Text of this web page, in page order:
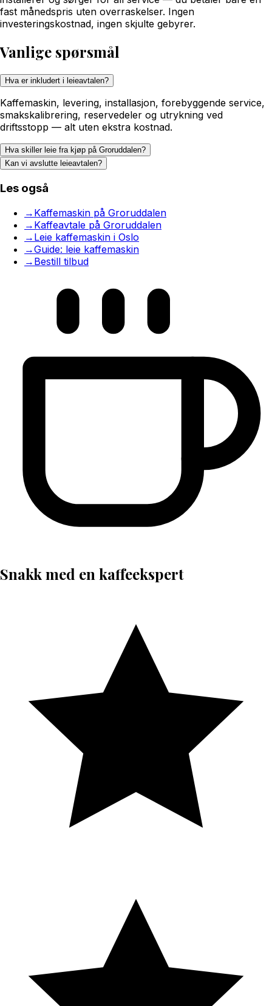
fast månedspris uten overraskelser. Ingen
investeringskostnad, ingen skjulte gebyrer.
Vanlige spørsmål
Hva er inkludert i leieavtalen?
Kaffemaskin, levering, installasjon, forebyggende service,
smakskalibrering, reservedeler og utrykning ved
driftsstopp — alt uten ekstra kostnad.
Hva skiller leie fra kjøp på Groruddalen?
Kan vi avslutte leieavtalen?
Les også
→ Kaffemaskin på Groruddalen
→ Kaffeavtale på Groruddalen
→ Leie kaffemaskin i Oslo
→Guide: leie kaffemaskin
→ Bestill tilbud
Snakk med en kaffeekspert